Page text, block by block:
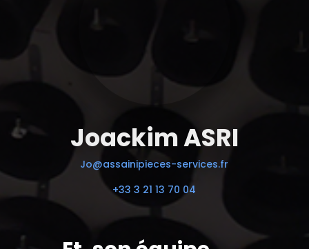
Joackim ASRI
Jo@assainipieces-services.fr
+33 3 21 13 70 04